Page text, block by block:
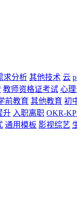
求分析 其他技术 云
教师资格证考试 心
前教育 其他教育 初
升 入职离职 OKR-
通用模板 影视综艺